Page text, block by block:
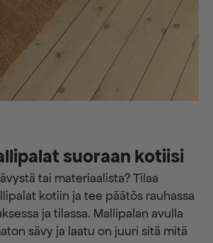
suoraan kotiisi
tai materiaalista? Tilaa
kotiin ja tee päätös rauhassa
ja tilassa. Mallipalan avulla
sävy ja laatu on juuri sitä mitä